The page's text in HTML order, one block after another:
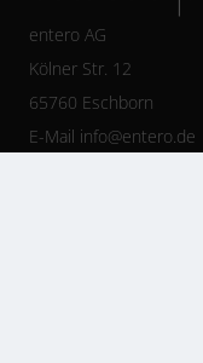
entero AG
Kölner Str. 12
65760 Eschborn
E-Mail info@entero.de